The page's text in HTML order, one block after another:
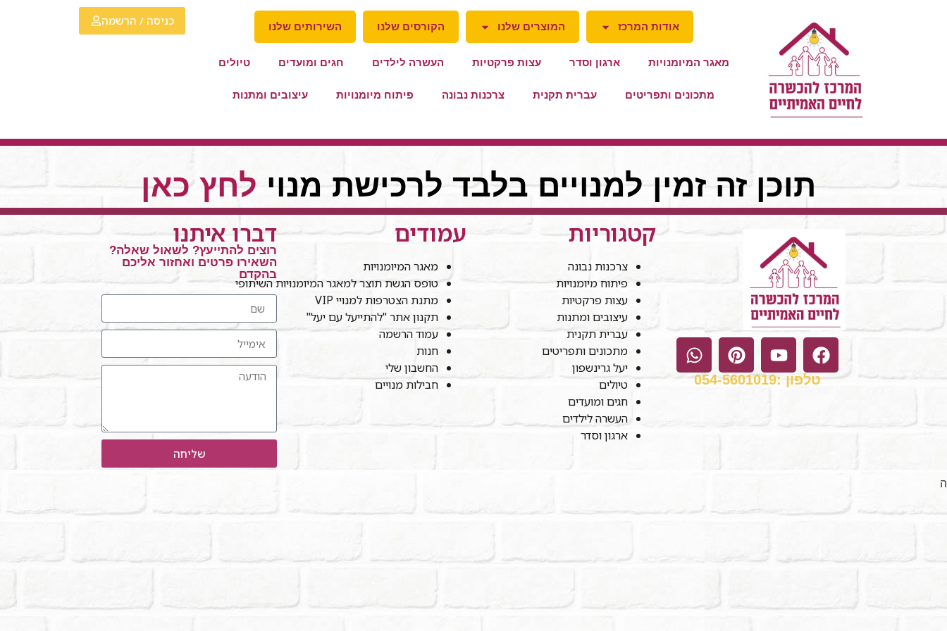
אודות המרכז המוצרים שלנו הקורסים שלנו השירותים שלנו
מאגר המיומנויות ארגון וסדר עצות פרקטיות העשרה לילדים חגים ומועדים טיולים
מתכונים ותפריטים עברית תקנית צרכנות נבונה פיתוח מיומנויות עיצובים ומתנות
כניסה / הרשמה
תוכן זה זמין למנויים בלבד לרכישת מנוי לחץ כאן
טלפון :054-5601019
קטגוריות
צרכנות נבונה
פיתוח מיומנויות
עצות פרקטיות
עיצובים ומתנות
עברית תקנית
מתכונים ותפריטים
יעל גרינשפון
טיולים
חגים ומועדים
העשרה לילדים
ארגון וסדר
עמודים
מאגר המיומנויות
טופס הגשת תוצר למאגר המיומנויות השיתופי
מתנת הצטרפות למנויי VIP
תקנון אתר "להתייעל עם יעל"
עמוד הרשמה
חנות
החשבון שלי
חבילות מנויים
דברו איתנו
רוצים להתייעץ? לשאול שאלה?
השאירו פרטים ואחזור אליכם
בהקדם
שליחה
ה